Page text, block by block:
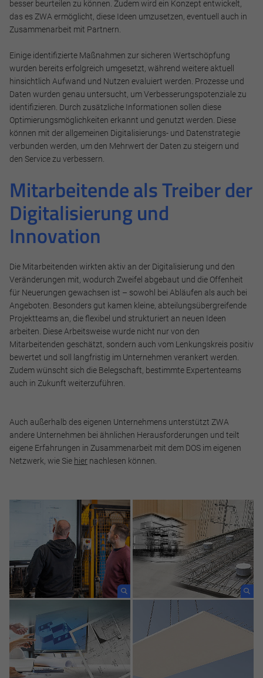
besser beurteilen zu können. Zudem wird ein Konzept entwickelt,
das es ZWA ermöglicht, diese Ideen umzusetzen, eventuell auch in
Zusammenarbeit mit Partnern.
Einige identifizierte Maßnahmen zur sicheren Wertschöpfung
wurden bereits erfolgreich umgesetzt, während weitere aktuell
hinsichtlich Aufwand und Nutzen evaluiert werden. Prozesse und
Daten wurden genau untersucht, um Verbesserungspotenziale zu
identifizieren. Durch zusätzliche Informationen sollen diese
Optimierungsmöglichkeiten erkannt und genutzt werden. Diese
können mit der allgemeinen Digitalisierungs- und Datenstrategie
verbunden werden, um den Mehrwert der Daten zu steigern und
den Service zu verbessern.
Mitarbeitende als Treiber der
Digitalisierung und
Innovation
Die Mitarbeitenden wirkten aktiv an der Digitalisierung und den
Veränderungen mit, wodurch Zweifel abgebaut und die Offenheit
für Neuerungen gewachsen ist – sowohl bei Abläufen als auch bei
Angeboten. Besonders gut kamen kleine, abteilungsübergreifende
Projektteams an, die flexibel und strukturiert an neuen Ideen
arbeiten. Diese Arbeitsweise wurde nicht nur von den
Mitarbeitenden geschätzt, sondern auch vom Lenkungskreis positiv
bewertet und soll langfristig im Unternehmen verankert werden.
Zudem wünscht sich die Belegschaft, bestimmte Expertenteams
auch in Zukunft weiterzuführen.
Auch außerhalb des eigenen Unternehmens unterstützt ZWA
andere Unternehmen bei ähnlichen Herausforderungen und teilt
eigene Erfahrungen in Zusammenarbeit mit dem DOS im eigenen
Netzwerk, wie Sie hier nachlesen können.
Notwendig
Diese werden für die Grundfunktionen der Website benötigt
und helfen dabei, unsere Website nutzbar zu machen sowie
Zugriffe auf sichere Bereiche unserer Website ermöglichen.
Cookie Informationen anzeigen
Marketing und Statistik
anonymes Tracking zu aktivieren. Hierbei werden können
anonymisierte Daten an eventuelle Drittanbieter
weitergeleitet.
Cookie Informationen anzeigen
Speichern
Ablehnen